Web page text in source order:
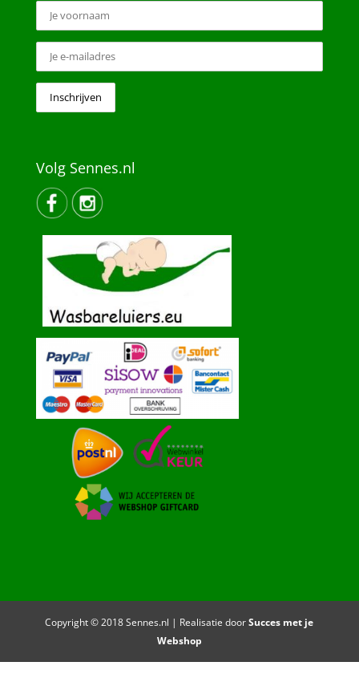
Volg Sennes.nl
Copyright © 2018 Sennes.nl | Realisatie doorSucces met je
Webshop